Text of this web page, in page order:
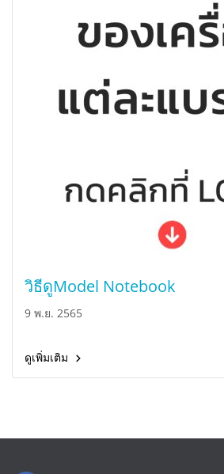
วิธีดูModel Notebook
9 พ.ย. 2565
ดูเพิ่มเติม